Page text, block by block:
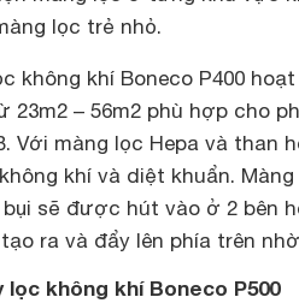
lọc trẻ nhỏ.
không khí Boneco P400
23m2 – 56m2 phù hợp cho
Với màng lọc Hepa và than
khí và diệt khuẩn.
sẽ được hút vào ở 2 bên
ra và đẩy lên phía trên
lọc không khí Boneco P500